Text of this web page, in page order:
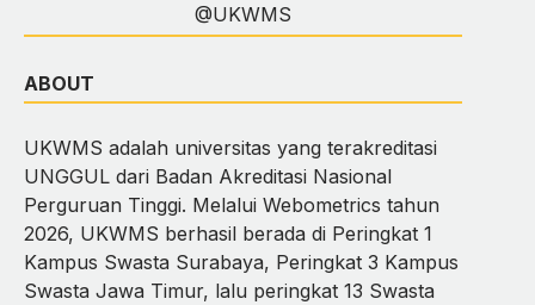
@UKWMS
ABOUT
UKWMS adalah universitas yang terakreditasi
UNGGUL dari Badan Akreditasi Nasional
Perguruan Tinggi. Melalui Webometrics tahun
2026, UKWMS berhasil berada di Peringkat 1
Kampus Swasta Surabaya, Peringkat 3 Kampus
Swasta Jawa Timur, lalu peringkat 13 Swasta